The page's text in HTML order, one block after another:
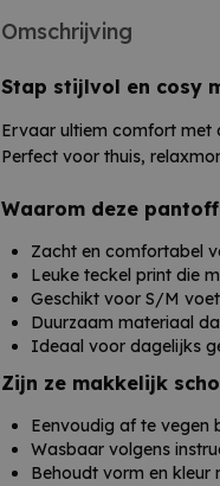
comfort, stijl en
Omschrijving
Stap stijlvol en cosy
Ervaar ultiem comfort met
Perfect voor thuis,
Waarom deze
Zacht en comfortabel
Leuke teckel print die
Geschikt voor S/M
Duurzaam materiaal
Ideaal voor dagelijks
Zijn ze makkelijk
Eenvoudig af te vegen
Wasbaar volgens
Behoudt vorm en kleur